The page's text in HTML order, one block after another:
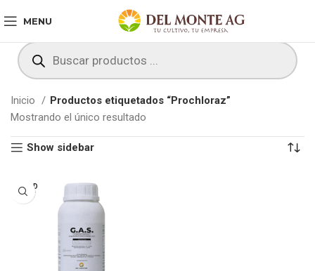
MENU
Inicio
Productos etiquetados “Prochloraz”
Mostrando el único resultado
Show sidebar
SOLD
OUT